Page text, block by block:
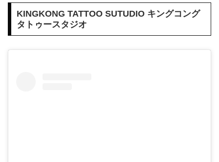
KINGKONG TATTOO SUTUDIO キングコング
タトゥースタジオ